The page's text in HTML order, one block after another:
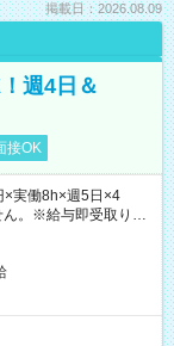
掲載日：2026.08.09
週4日＆
接OK
実働8h×週5日×4
。※給与即受取りサ